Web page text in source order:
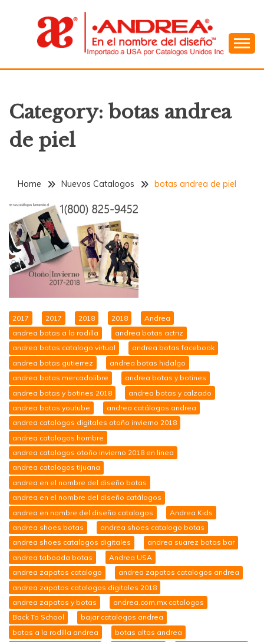
ANDREA
Category: botas andrea
de piel
Home Nuevos Catalogos botas andrea de piel
2017 2017 2018 2018
Andrea
andrea botas a la rodilla
andrea botas actriz
andrea botas catalogo virtual
andrea botas facebook
andrea botas gutierrez
andrea botas hidalgo
andrea botas mercadolibre
andrea botas y botines
andrea botas y botines 2018
andrea botas y calzado
andrea botas youtube
andrea catálogos andrea
andrea catalogos digitales otoño invierno 2018
andrea catalogos hombre
andrea catalogos otoño invierno 2018 en linea
andrea catalogos tijuana
andrea en el nombre del diseño botas
andrea en el nombre del diseño catálogos
andrea en nombre del diseño catalogos
Andrea Kids
andrea shoes botas
andrea shoes catalogo botas
andrea shoes catalogos digitales
andrea suarez botas bar
andrea taboada botas
Andrea USA
andrea zapatos catalogo
andrea zapatos catalogos andrea
andrea zapatos catalogos digitales 2018
andrea zapatos y botas
andrea.com.mx catalogos
Back To School
bajar catalogos andrea
botas a la rodilla andrea
botas altas andrea